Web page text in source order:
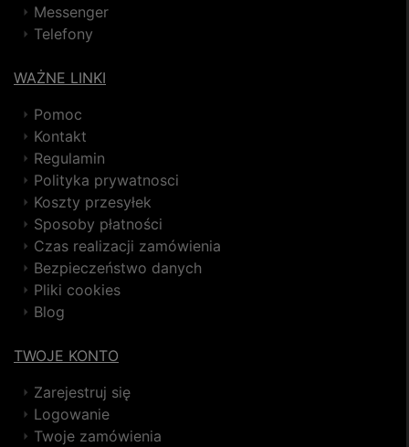
Messenger
Telefony
WAŻNE LINKI
Pomoc
Kontakt
Regulamin
Polityka prywatnosci
Koszty przesyłek
Sposoby płatności
Czas realizacji zamówienia
Bezpieczeństwo danych
Pliki cookies
Blog
TWOJE KONTO
Zarejestruj się
Logowanie
Twoje zamówienia